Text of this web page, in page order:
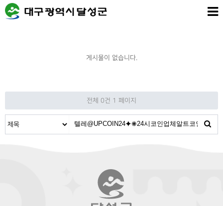
게시물이 없습니다.
전체 0건 1 페이지